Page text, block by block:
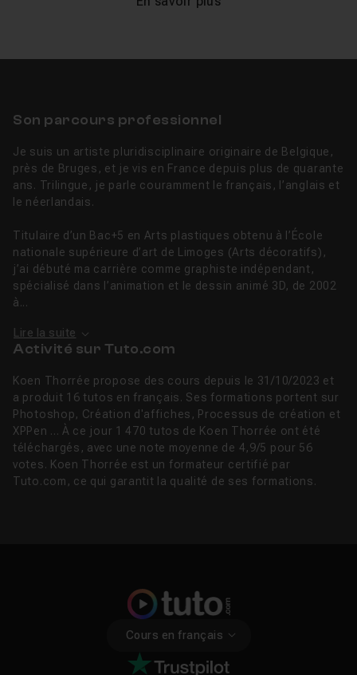
Son parcours professionnel
Je suis un artiste pluridisciplinaire originaire de Belgique,
près de Bruges, et je vis en France depuis plus de quarante
ans. Trilingue, je parle couramment le français, l’anglais et
le néerlandais.
Titulaire d’un Bac+5 en Arts plastiques obtenu à l’École
nationale supérieure d’art de Limoges (Arts décoratifs),
j’ai débuté ma carrière comme graphiste indépendant,
spécialisé dans l’animation et le dessin animé 3D, de 2002
à...
Lire la suite
Activité sur Tuto.com
Koen Thorrée propose des cours depuis le 31/10/2023 et
a produit 16 tutos en français. Ses formations portent sur
Photoshop, Création d'affiches, Processus de création et
XPPen ... À ce jour 1 470 tutos de Koen Thorrée ont été
téléchargés, avec une note moyenne de 4,9/5 pour 56
votes. Koen Thorrée est un formateur certifié par
Tuto.com, ce qui garantit la qualité de ses formations.
Cours en français